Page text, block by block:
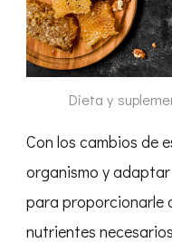
Dieta y
Con los cambios de
organismo y
para proporcionarle
nutrientes